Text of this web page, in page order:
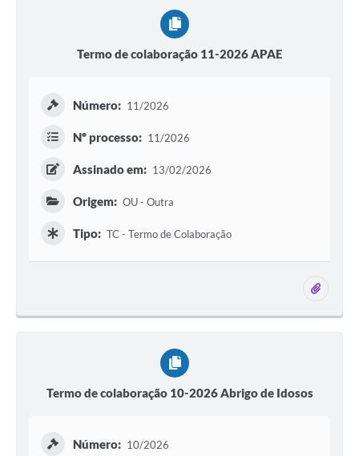
Termo de colaboração 11-2026 APAE
Número: 11/2026
Nº processo: 11/2026
Assinado em: 13/02/2026
Origem: OU - Outra
Tipo: TC - Termo de Colaboração
Termo de colaboração 10-2026 Abrigo de Idosos
Número: 10/2026